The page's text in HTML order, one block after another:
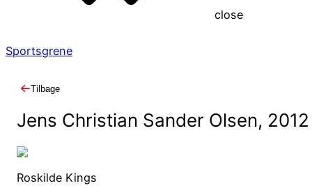
close
Sportsgrene
Tilbage
Jens Christian Sander Olsen, 2012
Roskilde Kings